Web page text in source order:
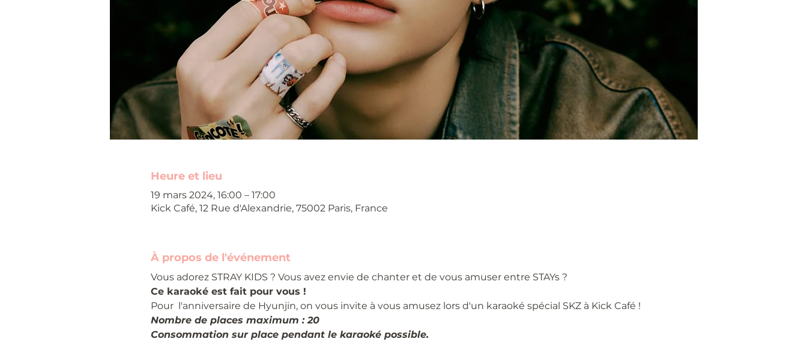
Heure et lieu
19 mars 2024, 16:00 – 17:00
Kick Café, 12 Rue d'Alexandrie, 75002 Paris, France
À propos de l'événement
Vous adorez STRAY KIDS ? Vous avez envie de chanter et de vous amuser entre STAYs ?
Ce karaoké est fait pour vous !
Pour  l'anniversaire de Hyunjin, on vous invite à vous amusez lors d'un karaoké spécial SKZ à Kick Café !
Nombre de places maximum : 20
Consommation sur place pendant le karaoké possible.